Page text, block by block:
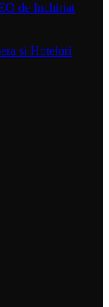
de Inchiriat
si Hoteluri